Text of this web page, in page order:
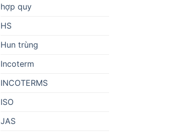
hợp quy
HS
Hun trùng
Incoterm
INCOTERMS
ISO
JAS